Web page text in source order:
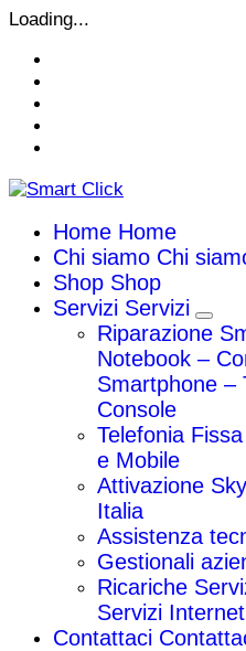
Vai
contenuto
Loading...
Home Home
Chi siamo Chi
Shop Shop
Servizi Servizi
Riparazione
Notebook –
Smartphone –
Console
Telefonia
e Mobile
Attivazione
Italia
Assistenza
Gestionali
Ricariche
Servizi Internet
Contattaci